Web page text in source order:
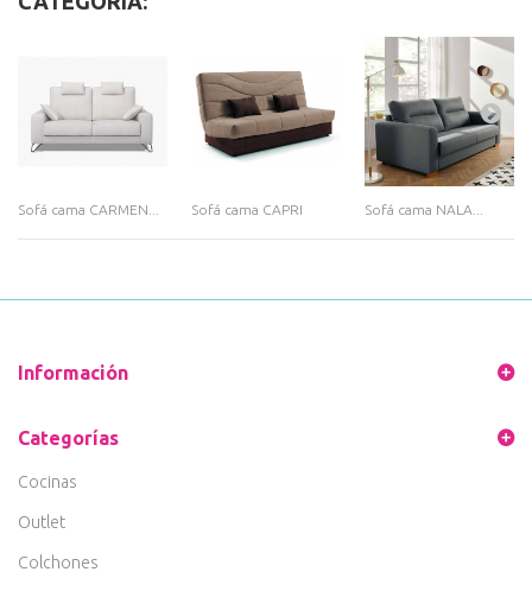
Sofá cama CARMEN... Sofá cama CAPRI Sofá cama NALA...
Información
Categorías
Cocinas
Outlet
Colchones